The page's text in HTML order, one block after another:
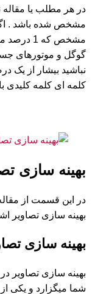
در هر مطلب یا مقاله
مشخص شده باشد .
مشخص که
گوگل و موتورهای
کلمه ای کلمه کلیدی باید 10 تا
بهینه سازی
در این قسمت از
بهینه سازی تصاویر
بهینه سازی
بهینه سازی تصاویر
شما میگزارد و یکی